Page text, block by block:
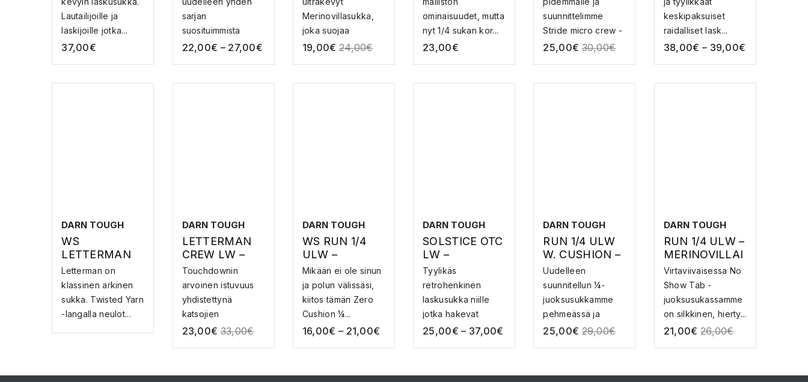
Lautailijoille ja
laskijoille jotka...
37,00€
MERINOVILLA
SUKKA
sarjan
suosituimmista
sukista, sin...
22,00€ – 27,00€
NEN
JUOKSUSUKK
A
Merinovillasukka,
joka suojaa
hiertym...
19,00€ 24,00€
VAELLUSSUKK
ominaisuudet, mutta
nyt 1/4 sukan kor...
23,00€
JUOKSUSUKA
suunnittelimme
Stride micro crew -
juoksusukka...
25,00€ 30,00€
MERINOVILLAI
NEN
LASKETTELUS
UKKA
keskipaksuiset
raidalliset lask...
38,00€ – 39,00€
DARN TOUGH
WS
LETTERMAN
CREW LW –
MERINOVILLA
SUKAT
Letterman on
klassinen arkinen
sukka. Twisted Yarn
-langalla neulot...
DARN TOUGH
LETTERMAN
CREW LW –
MERINOVILLA
SUKAT
Touchdownin
arvoinen istuvuus
yhdistettynä
katsojien
mukavuuteen - ...
23,00€ 33,00€
DARN TOUGH
WS RUN 1/4
ULW –
MERINOVILLAI
SET
JUOKSUSUKA
Mikään ei ole sinun
ja polun välissäsi,
kiitos tämän Zero
Cushion ¼...
16,00€ – 21,00€
DARN TOUGH
SOLSTICE OTC
LW –
MERINOVILLAI
NEN
LASKETTELUS
Tyylikäs
retrohenkinen
laskusukka niille
jotka hakevat
tarkkuuttaa ...
25,00€ – 37,00€
DARN TOUGH
RUN 1/4 ULW
W. CUSHION –
MERINOVILLA
SUKAT
Uudelleen
suunnitellun ¼-
juoksusukkamme
pehmeässä ja
ultrakevyessä ...
25,00€ 29,00€
DARN TOUGH
RUN 1/4 ULW –
MERINOVILLAI
SET
JUOKSUSUKA
T
Virtaviivaisessa No
Show Tab -
juoksusukassamme
on silkkinen, hierty...
21,00€ 26,00€